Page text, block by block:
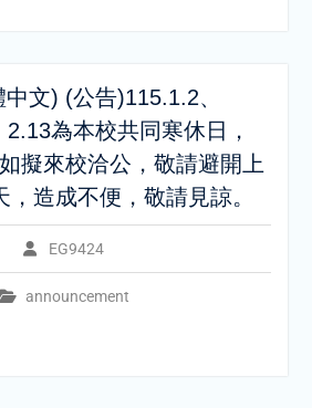
中文) (公告)115.1.2、
2.13為本校共同寒休日，
擬來校洽公，敬請避開上
，造成不便，敬請見諒。
EG9424
announcement